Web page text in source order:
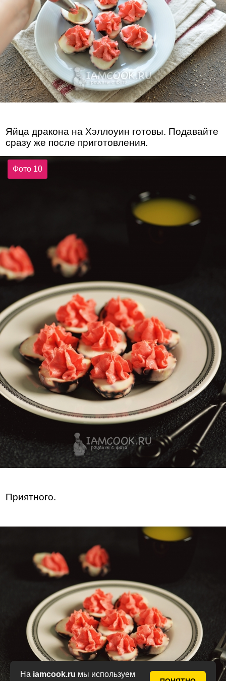
На iamcook.ru мы используем
Яйца дракона на Хэллоуин готовы. Подавайте
сразу же после приготовления.
Фото 10
Приятного.